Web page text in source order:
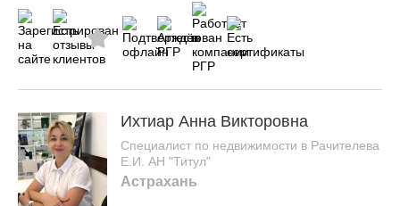
Ихтиар Анна Викторовна
Специалист по недвижимости в Рачителева
Е.И. АН "Титул"
Астрахань